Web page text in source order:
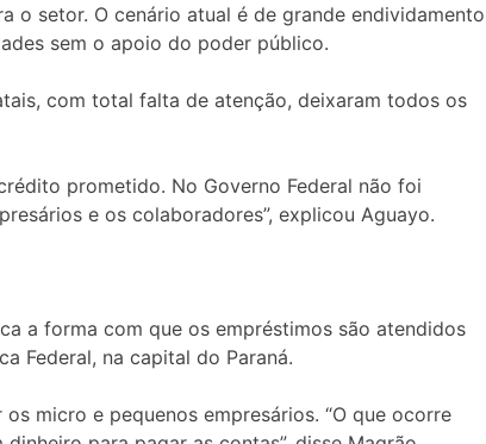
o setor. O cenário atual é de grande endividamento
sem o apoio do poder público.
com total falta de atenção, deixaram todos os
prometido. No Governo Federal não foi
e os colaboradores”, explicou Aguayo.
a forma com que os empréstimos são atendidos
Federal, na capital do Paraná.
micro e pequenos empresários. “O que ocorre